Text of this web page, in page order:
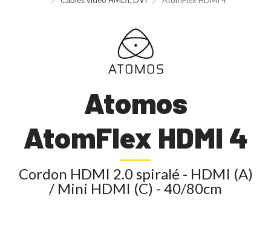
Atomos
AtomFlex HDMI 4
Cordon HDMI 2.0 spiralé - HDMI (A)
/ Mini HDMI (C) - 40/80cm